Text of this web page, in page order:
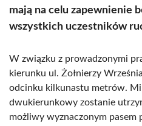
mają na celu zapewnienie
wszystkich uczestników
W związku z prowadzonymi
kierunku ul. Żołnierzy
odcinku kilkunastu metrów.
dwukierunkowy zostanie
możliwy wyznaczonym pasem